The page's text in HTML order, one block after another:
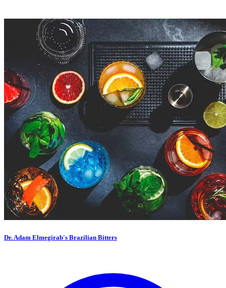
Dr. Adam Elmegirab's Brazilian Bitters